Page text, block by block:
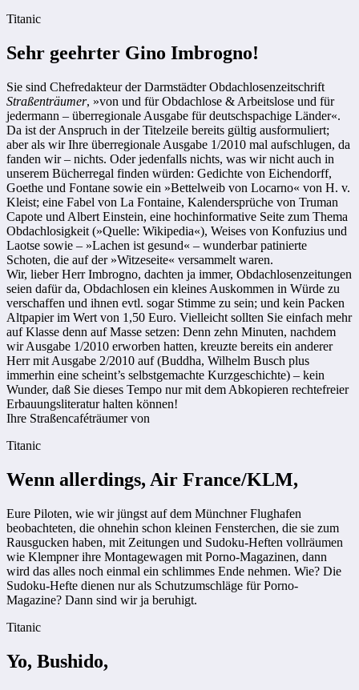
Titanic
Sehr geehrter Gino Imbrogno!
Sie sind Chefredakteur der Darmstädter Obdachlosenzeitschrift
Straßenträumer, »von und für Obdachlose & Arbeitslose und für
jedermann – überregionale Ausgabe für deutschspachige Länder«.
Da ist der Anspruch in der Titelzeile bereits gültig ausformuliert;
aber als wir Ihre überregionale Ausgabe 1/2010 mal aufschlugen, da
fanden wir – nichts. Oder jedenfalls nichts, was wir nicht auch in
unserem Bücherregal finden würden: Gedichte von Eichendorff,
Goethe und Fontane sowie ein »Bettelweib von Locarno« von H. v.
Kleist; eine Fabel von La Fontaine, Kalendersprüche von Truman
Capote und Albert Einstein, eine hochinformative Seite zum Thema
Obdachlosigkeit (»Quelle: Wikipedia«), Weises von Konfuzius und
Laotse sowie – »Lachen ist gesund« – wunderbar patinierte
Schoten, die auf der »Witzeseite« versammelt waren.
Wir, lieber Herr Imbrogno, dachten ja immer, Obdachlosenzeitungen
seien dafür da, Obdachlosen ein kleines Auskommen in Würde zu
verschaffen und ihnen evtl. sogar Stimme zu sein; und kein Packen
Altpapier im Wert von 1,50 Euro. Vielleicht sollten Sie einfach mehr
auf Klasse denn auf Masse setzen: Denn zehn Minuten, nachdem
wir Ausgabe 1/2010 erworben hatten, kreuzte bereits ein anderer
Herr mit Ausgabe 2/2010 auf (Buddha, Wilhelm Busch plus
immerhin eine scheint’s selbstgemachte Kurzgeschichte) – kein
Wunder, daß Sie dieses Tempo nur mit dem Abkopieren rechtefreier
Erbauungsliteratur halten können!
Ihre Straßencaféträumer von
Titanic
Wenn allerdings, Air France/KLM,
Eure Piloten, wie wir jüngst auf dem Münchner Flughafen
beobachteten, die ohnehin schon kleinen Fensterchen, die sie zum
Rausgucken haben, mit Zeitungen und Sudoku-Heften vollräumen
wie Klempner ihre Montagewagen mit Porno-Magazinen, dann
wird das alles noch einmal ein schlimmes Ende nehmen. Wie? Die
Sudoku-Hefte dienen nur als Schutzumschläge für Porno-
Magazine? Dann sind wir ja beruhigt.
Titanic
Yo, Bushido,